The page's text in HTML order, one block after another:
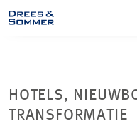
HOTELS,
TRANSFORMATIE